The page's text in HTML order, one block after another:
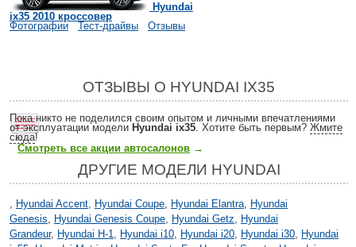
Hyundai
ix35 2010 кроссовер
Фотографии
Тест-драйвы Отзывы
ОТЗЫВЫ О HYUNDAI IX35
Пока никто не поделился своим опытом и личными впечатлениями
от эксплуатации модели Hyundai ix35. Хотите быть первым? Жмите
сюда!
Смотреть все акции автосалонов →
ДРУГИЕ МОДЕЛИ HYUNDAI
, Hyundai Accent, Hyundai Coupe, Hyundai Elantra, Hyundai
Genesis, Hyundai Genesis Coupe, Hyundai Getz, Hyundai
Grandeur, Hyundai H-1, Hyundai i10, Hyundai i20, Hyundai i30, Hyundai